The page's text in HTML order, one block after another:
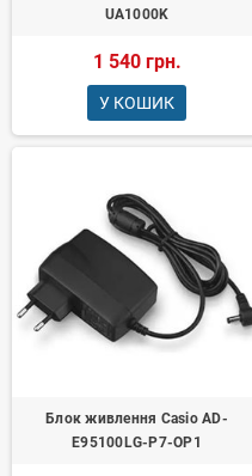
UA1000K
1 540 грн.
У КОШИК
Блок живлення Casio AD-
E95100LG-P7-OP1